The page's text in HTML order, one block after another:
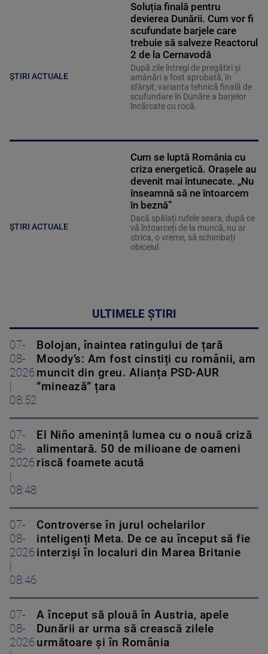
ȘTIRI ACTUALE
Soluția finală pentru
devierea Dunării. Cum vor fi
scufundate barjele care
trebuie să salveze Reactorul
2 de la Cernavodă
După zile întregi de pregătiri și
amânări a fost aprobată, în
sfârșit, varianta tehnică finală de
scufundare în Dunăre a barjelor
încărcate cu rocă.
ȘTIRI ACTUALE
Cum se luptă România cu
criza energetică. Orașele au
devenit mai întunecate. „Nu
înseamnă să ne întoarcem
în beznă”
Dacă spălați rufele seara, după ce
vă întoarceți de la muncă, nu ar
strica, o vreme, să schimbați
obiceiul.
ULTIMELE ȘTIRI
07-
08-
2026
08:52
Bolojan, înaintea ratingului de țară
Moody’s: Am fost cinstiți cu românii, am
muncit din greu. Alianța PSD-AUR
”minează” țara
07-
08-
2026
08:48
El Niño amenință lumea cu o nouă criză
alimentară. 50 de milioane de oameni
riscă foamete acută
07-
08-
2026
08:46
Controverse în jurul ochelarilor
inteligenți Meta. De ce au început să fie
interziși în localuri din Marea Britanie
07-
08-
2026
A început să plouă în Austria, apele
Dunării ar urma să crească zilele
următoare și în România